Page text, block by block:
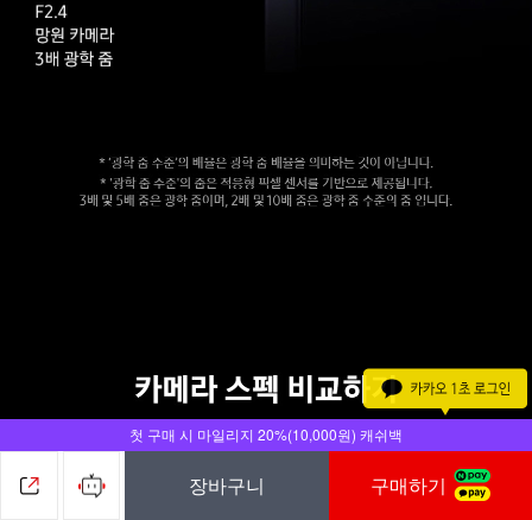
첫 구매 시 마일리지 20%(10,000원) 캐쉬백
장바구니 구매하기